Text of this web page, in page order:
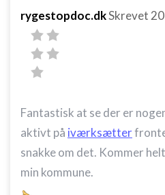
rygestopdoc.dkSkrevet
Fantastisk at se der er
aktivt på iværksætter
snakke om det. Kommer
min kommune.